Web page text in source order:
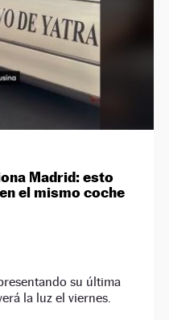
Madrid: esto
el mismo coche
su última
la luz el viernes.